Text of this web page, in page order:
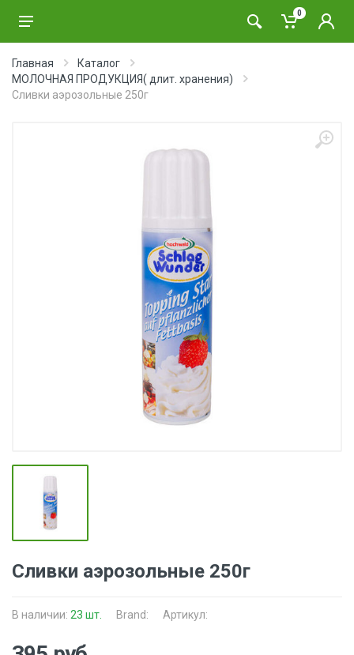
0
Главная
Каталог
МОЛОЧНАЯ ПРОДУКЦИЯ( длит. хранения)
Сливки аэрозольные 250г
Сливки аэрозольные 250г
В наличии: 23 шт. Brand: Артикул: